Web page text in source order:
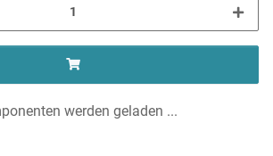
werden geladen ...